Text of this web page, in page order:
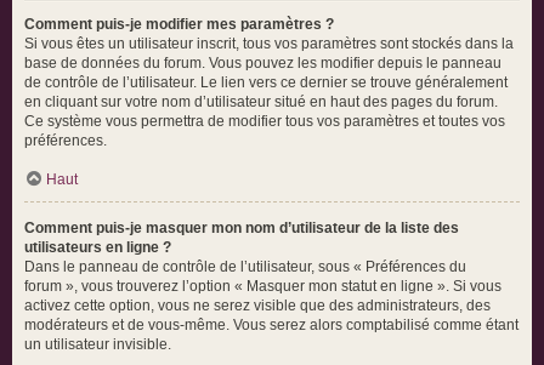
Comment puis-je modifier mes paramètres ?
Si vous êtes un utilisateur inscrit, tous vos paramètres sont stockés dans la
base de données du forum. Vous pouvez les modifier depuis le panneau
de contrôle de l’utilisateur. Le lien vers ce dernier se trouve généralement
en cliquant sur votre nom d’utilisateur situé en haut des pages du forum.
Ce système vous permettra de modifier tous vos paramètres et toutes vos
préférences.
Haut
Comment puis-je masquer mon nom d’utilisateur de la liste des
utilisateurs en ligne ?
Dans le panneau de contrôle de l’utilisateur, sous « Préférences du
forum », vous trouverez l’option « Masquer mon statut en ligne ». Si vous
activez cette option, vous ne serez visible que des administrateurs, des
modérateurs et de vous-même. Vous serez alors comptabilisé comme étant
un utilisateur invisible.